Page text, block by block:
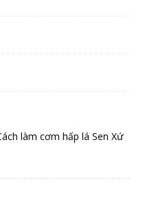
làm cơm hấp lá Sen Xứ